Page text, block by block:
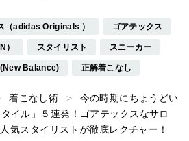
（adidas Originals ） ゴアテックス
） スタイリスト スニーカー
Balance) 正解着こなし
着こなし術
今の時期にちょうどい
イル」５連発！ゴアテックスなサロ
気スタイリストが徹底レクチャー！